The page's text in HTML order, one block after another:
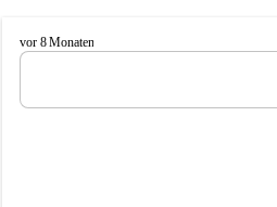
C
e
l
vor 8 Monaten